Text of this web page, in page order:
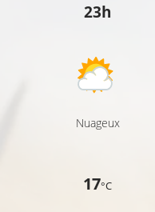
23h
Nuageux
17°C